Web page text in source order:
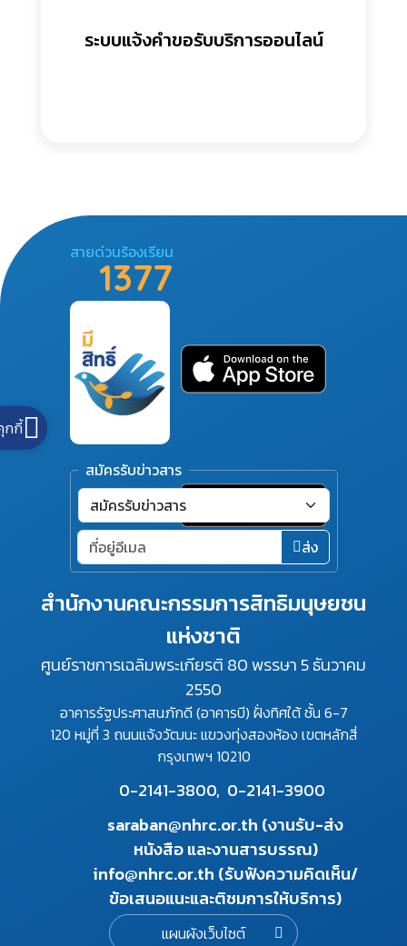
ระบบแจ้งคำขอรับบริการออนไลน์
สำนักงานคณะกรรมการสิทธิมนุษยชน
แห่งชาติ
ศูนย์ราชการเฉลิมพระเกียรติ 80 พรรษา 5 ธันวาคม
2550
อาคารรัฐประศาสนภักดี (อาคารบี) ฝั่งทิศใต้ ชั้น 6-7
120 หมู่ที่ 3 ถนนแจ้งวัฒนะ แขวงทุ่งสองห้อง เขตหลักสี่
กรุงเทพฯ 10210
0-2141-3800, 0-2141-3900
saraban@nhrc.or.th (งานรับ-ส่ง
หนังสือ และงานสารบรรณ)
info@nhrc.or.th (รับฟังความคิดเห็น/
ข้อเสนอแนะและติชมการให้บริการ)
แผนผังเว็บไซต์
สายด่วนร้องเรียน
1377
สมัครรับข่าวสาร
ส่ง
กกี้